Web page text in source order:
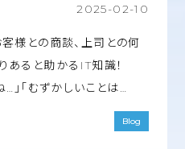
2025-02-10
様との商談、上司との何
あると助かるIT知識！
…」「むずかしいことは…
Blog